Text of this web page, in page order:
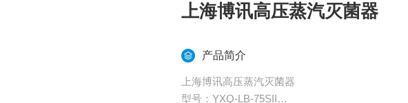
上海博讯高压蒸汽灭菌器
产品简介
​上海博讯高压蒸汽灭菌器
型号：YXQ-LB-75SII